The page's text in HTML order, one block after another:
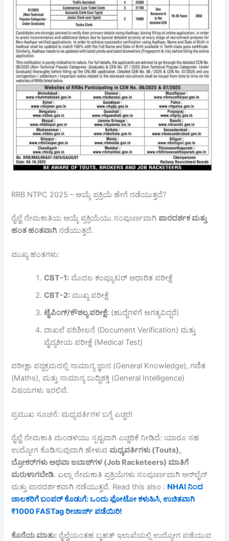
RRB NTPC 2025 – ಆಯ್ಕೆ ಪ್ರಕ್ರಿಯೆ ಹೇಗೆ ನಡೆಯುತ್ತದೆ?
ರೈಲ್ವೆ ನೇಮಕಾತಿಯ ಆಯ್ಕೆ ಪ್ರಕ್ರಿಯೆಯು ಸಂಪೂರ್ಣವಾಗಿ ಪಾರದರ್ಶಕ ಮತ್ತು
ಹಂತ ಹಂತವಾಗಿ ನಡೆಯುತ್ತದೆ.
ಮುಖ್ಯ ಹಂತಗಳು:
CBT-1: ಮೊದಲ ಕಂಪ್ಯೂಟರ್ ಆಧಾರಿತ ಪರೀಕ್ಷೆ
CBT-2: ಮುಖ್ಯ ಪರೀಕ್ಷೆ
ಟೈಪಿಂಗ್/ಕೌಶಲ್ಯಪರೀಕ್ಷೆ: (ಹುದ್ದೆಗಳಿಗೆ ಅಗತ್ಯವಿದ್ದರೆ)
ದಾಖಲೆ ಪರಿಶೀಲನೆ (Document Verification) ಮತ್ತು
ವೈದ್ಯಕೀಯ ಪರೀಕ್ಷೆ (Medical Test)
ಪರೀಕ್ಷಾ ಪಠ್ಯಕ್ರಮದಲ್ಲಿ ಸಾಮಾನ್ಯ ಜ್ಞಾನ (General Knowledge), ಗಣಿತ
(Maths), ಮತ್ತು ಸಾಮಾನ್ಯ ಬುದ್ಧಿಶಕ್ತಿ (General Intelligence)
ವಿಷಯಗಳು ಇರಲಿವೆ.
ಪ್ರಮುಖ ಸೂಚನೆ: ಮಧ್ಯವರ್ತಿಗಳ ಬಗ್ಗೆ ಎಚ್ಚರ!
ರೈಲ್ವೆ ನೇಮಕಾತಿ ಮಂಡಳಿಯು ಸ್ಪಷ್ಟವಾಗಿ ಎಚ್ಚರಿಕೆ ನೀಡಿದೆ: ಯಾರೂ ಸಹ
ಉದ್ಯೋಗ ಕೊಡಿಸುವುದಾಗಿ ಹೇಳುವ ಮಧ್ಯವರ್ತಿಗಳು (Touts),
ಬ್ರೋಕರ್‌ಗಳುಅಥವಾಜಬಾಜ್‌ಗಳ (Job Racketeers) ಮಾತಿಗೆ
ಮರುಳಾಗಬೇಡಿ. ಎಲ್ಲಾ ನೇಮಕಾತಿ ಪ್ರಕ್ರಿಯೆಗಳು ಸಂಪೂರ್ಣವಾಗಿ ಆನ್‌ಲೈನ್
ಮತ್ತು ಪಾರದರ್ಶಕವಾಗಿ ನಡೆಯುತ್ತವೆ. Read this also : NHAI ನಿಂದ
ಚಾಲಕರಿಗೆ ಬಂಪರ್ ಕೊಡುಗೆ: ಒಂದು ಫೋಟೋ ಕಳುಹಿಸಿ, ಉಚಿತವಾಗಿ
₹1000 FASTag ರೀಚಾರ್ಜ್ ಪಡೆಯಿರಿ!
ಕೊನೆಯ ಮಾತು: ರೈಲ್ವೆಯಂತಹ ಬೃಹತ್ ಇಲಾಖೆಯಲ್ಲಿ ಉದ್ಯೋಗ ಪಡೆಯುವ